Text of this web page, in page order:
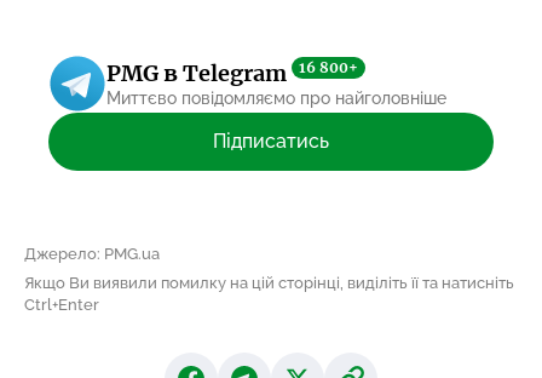
PMG в Telegram 16 800+
Миттєво повідомляємо про найголовніше
Підписатись
Джерело: PMG.ua
Якщо Ви виявили помилку на цій сторінці, виділіть її та натисніть
Ctrl+Enter